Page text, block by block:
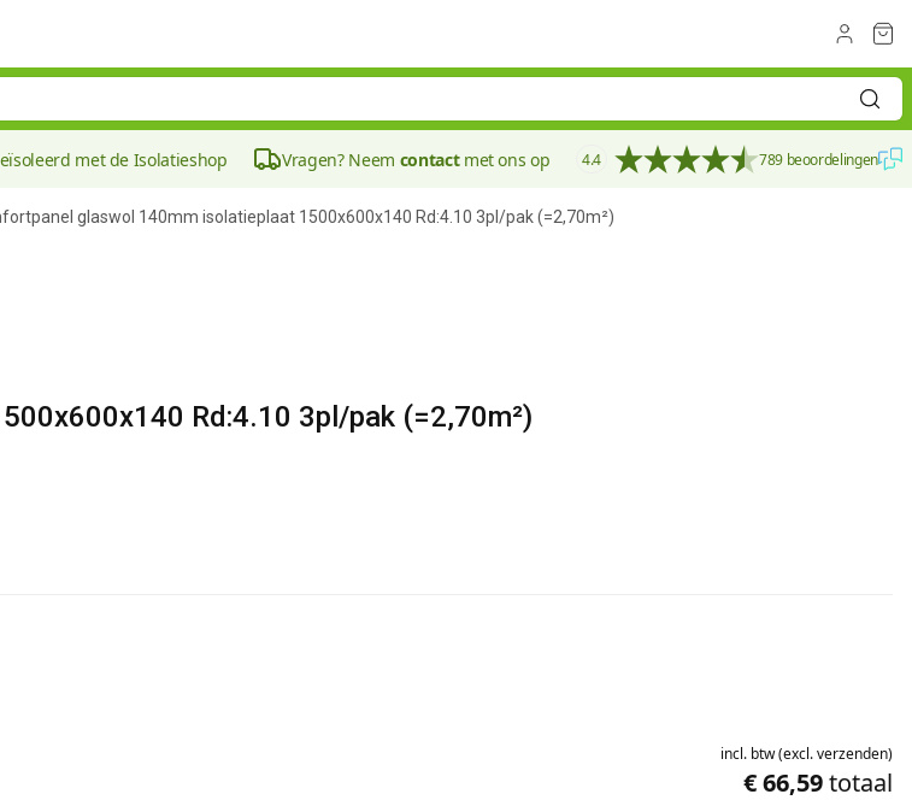
met de Isolatieshop Vragen? Neem contactmet ons op 4.4 789 beoordelingen
glaswol 140mm isolatieplaat 1500x600x140 Rd:4.10 3pl/pak (=2,70m²)
Rd:4.10 3pl/pak (=2,70m²)
incl. btw(excl.verzenden)
€ 66,59totaal